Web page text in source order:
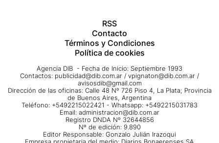
RSS
Contacto
Términos y Condiciones
Política de cookies
Agencia DIB - Fecha de Inicio: Septiembre 1993
Contactos: publicidad@dib.com.ar / vpignaton@dib.com.ar /
avisosdib@gmail.com
Dirección de las oficinas: Calle 48 Nº 726 Piso 4, La Plata; Provincia
de Buenos Aires, Argentina
Teléfono: +5492215022421 - Whatsapp: +5492215031783
Email: administracion@dib.com.ar
Registro DNDA Nº 32644856
Nº de edición: 9.890
Editor Responsable: Gonzalo Julián Irazoqui